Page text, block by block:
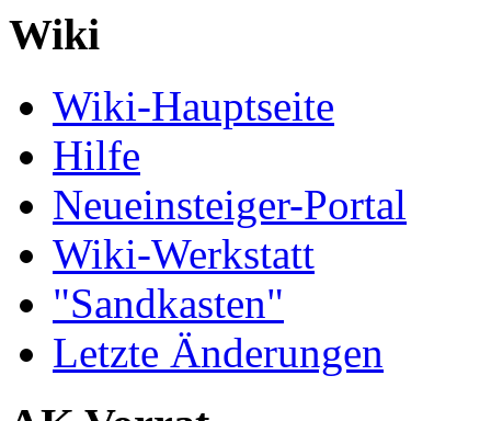
Wiki
Wiki-Hauptseite
Hilfe
Neueinsteiger-Portal
Wiki-Werkstatt
"Sandkasten"
Letzte Änderungen